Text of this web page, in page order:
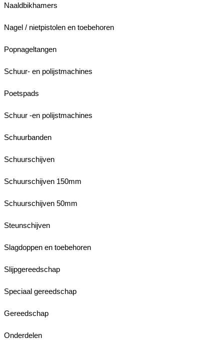
Naaldbikhamers
Nagel / nietpistolen en toebehoren
Popnageltangen
Schuur- en polijstmachines
Poetspads
Schuur -en polijstmachines
Schuurbanden
Schuurschijven
Schuurschijven 150mm
Schuurschijven 50mm
Steunschijven
Slagdoppen en toebehoren
Slijpgereedschap
Speciaal gereedschap
Gereedschap
Onderdelen